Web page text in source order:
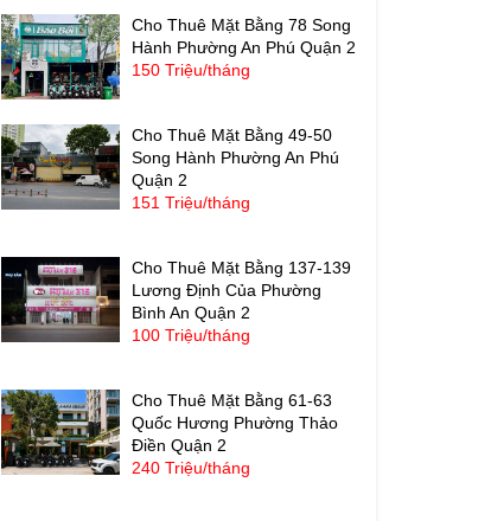
Cho Thuê Mặt Bằng 78 Song
Hành Phường An Phú Quận 2
150 Triệu/tháng
Cho Thuê Mặt Bằng 49-50
Song Hành Phường An Phú
Quận 2
151 Triệu/tháng
Cho Thuê Mặt Bằng 137-139
Lương Định Của Phường
Bình An Quận 2
100 Triệu/tháng
Cho Thuê Mặt Bằng 61-63
Quốc Hương Phường Thảo
Điền Quận 2
240 Triệu/tháng